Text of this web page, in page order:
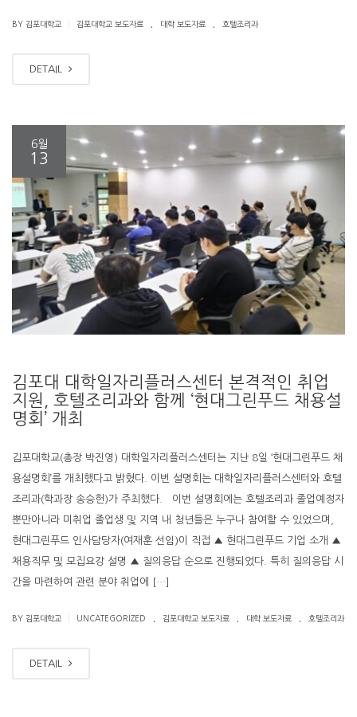
BY 김포대학교 김포대학교 보도자료 대학 보도자료 호텔조리과
DETAIL
6월
13
김포대 대학일자리플러스센터 본격적인 취업
지원, 호텔조리과와 함께 ‘현대그린푸드 채용설
명회’ 개최
김포대학교(총장 박진영) 대학일자리플러스센터는 지난 8일 ‘현대그린푸드 채
용설명회’를 개최했다고 밝혔다. 이번 설명회는 대학일자리플러스센터와 호텔
조리과(학과장 송승헌)가 주최했다. 이번 설명회에는 호텔조리과 졸업예정자
뿐만아니라 미취업 졸업생 및 지역 내 청년들은 누구나 참여할 수 있었으며,
현대그린푸드 인사담당자(여재훈 선임)이 직접 ▲ 현대그린푸드 기업 소개 ▲
채용직무 및 모집요강 설명 ▲ 질의응답 순으로 진행되었다. 특히 질의응답 시
간을 마련하여 관련 분야 취업에 […]
BY 김포대학교 UNCATEGORIZED 김포대학교 보도자료 대학 보도자료 호텔조리과
DETAIL